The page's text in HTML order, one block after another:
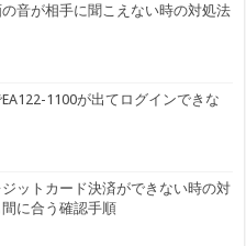
音が相手に聞こえない時の対処法
1100が出てログインできな
ジットカード決済ができない時の対
に合う確認手順